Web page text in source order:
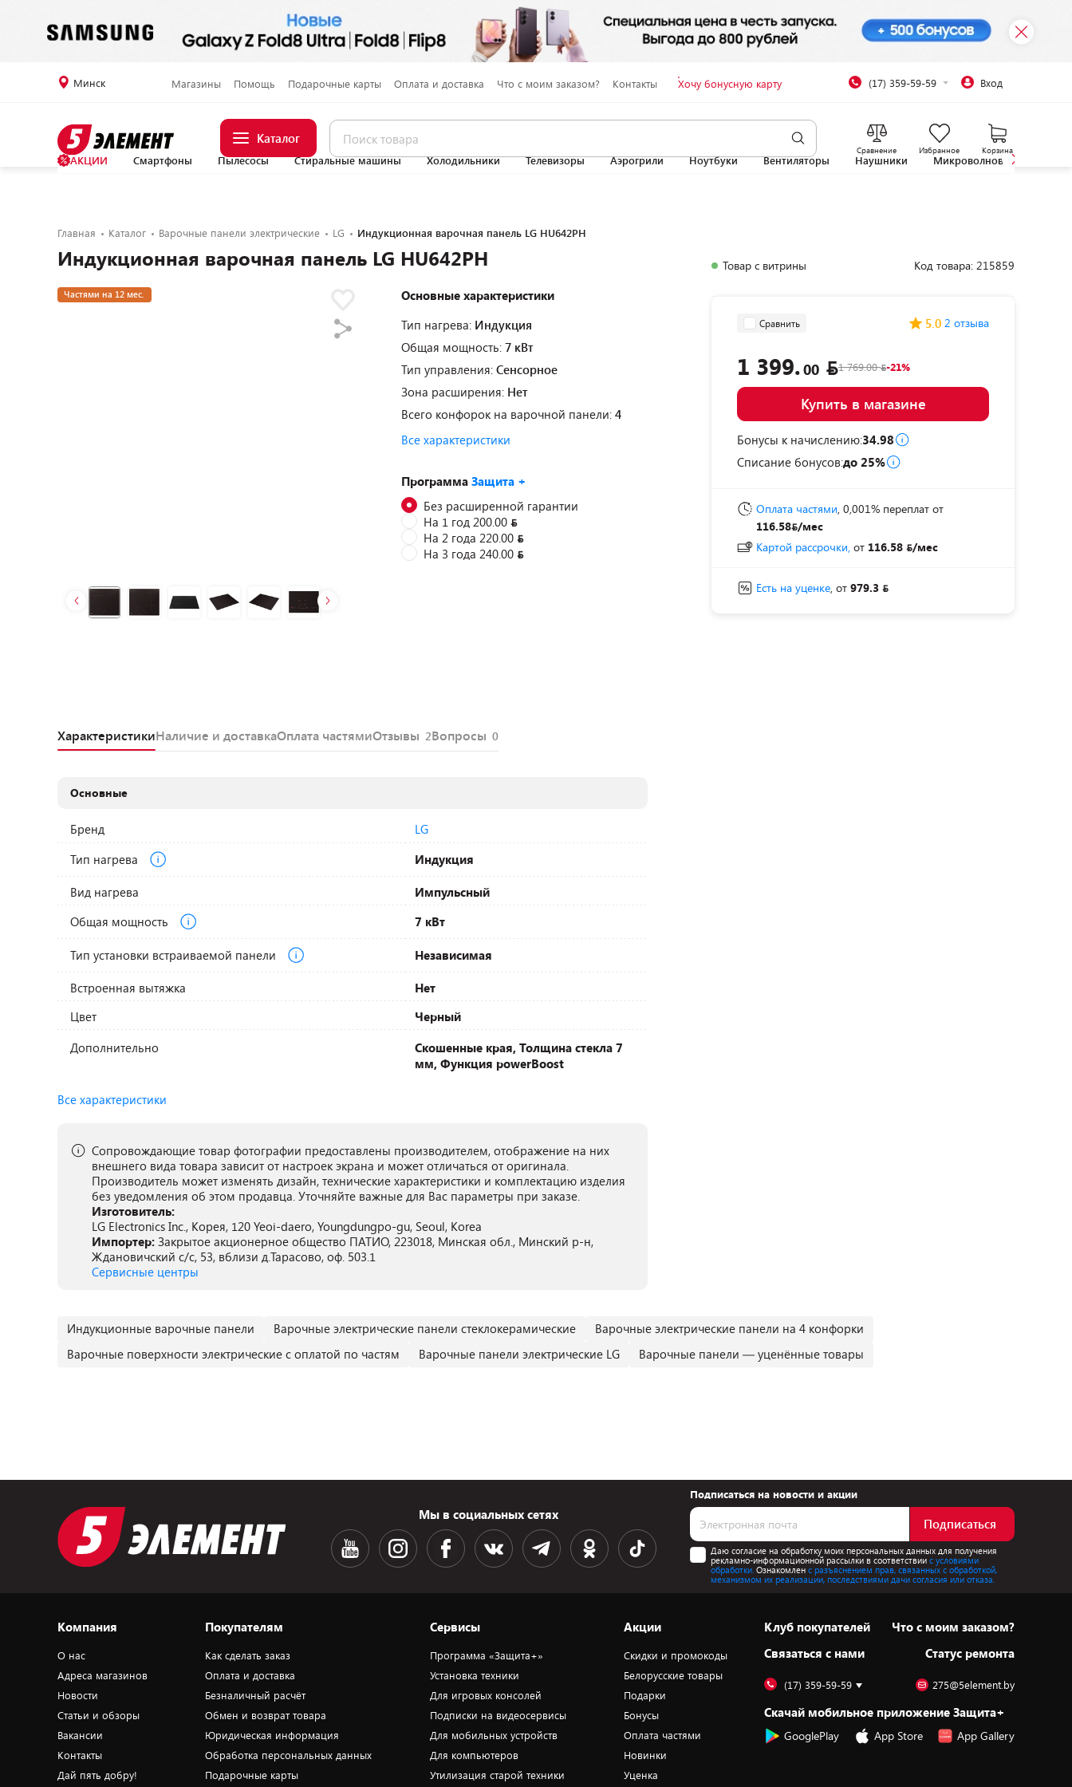
Минск Магазины Помощь Подарочные карты Оплата и доставка Что с моим заказом? Контакты Хочу бонусную карту (17) 359-59-59 Вход
Каталог
Сравнение Избранное Корзина
АКЦИИ Смартфоны Пылесосы Стиральные машины Холодильники Телевизоры Аэрогрили Ноутбуки Вентиляторы Наушники Микроволновые печи
Главная Каталог Варочные панели электрические LG Индукционная варочная панель LG HU642PH
Индукционная варочная панель LG HU642PH
Частями на 12 мес.
Основные характеристики
Тип нагрева: Индукция
Общая мощность: 7 кВт
Тип управления: Сенсорное
Зона расширения: Нет
Всего конфорок на варочной панели: 4
Все характеристики
Программа Защита +
Без расширенной гарантии
На 1 год 200.00
На 2 года 220.00
На 3 года 240.00
Товар с витрины Код товара: 215859
Сравнить 5.0 2 отзыва
1 399.00 1 769.00 -21%
Купить в магазине
Бонусы к начислению:34.98
Списание бонусов:до 25%
Оплата частями, 0,001% переплат от
116.58 /мес
Картой рассрочки, от 116.58 /мес
Есть на уценке, от 979.3
ХарактеристикиНаличие и доставкаОплата частямиОтзывы 2Вопросы 0
Основные
Бренд
LG
Тип нагрева
Индукция
Вид нагрева
Импульсный
Общая мощность
7 кВт
Тип установки встраиваемой панели Независимая
Встроенная вытяжка
Нет
Цвет
Черный
Дополнительно
Скошенные края, Толщина стекла 7
мм, Функция powerBoost
Все характеристики
Сопровождающие товар фотографии предоставлены производителем, отображение на них
внешнего вида товара зависит от настроек экрана и может отличаться от оригинала.
Производитель может изменять дизайн, технические характеристики и комплектацию изделия
без уведомления об этом продавца. Уточняйте важные для Вас параметры при заказе.
Изготовитель:
LG Electronics Inc., Корея, 120 Yeoi-daero, Youngdungpo-gu, Seoul, Korea
Импортер: Закрытое акционерное общество ПАТИО, 223018, Минская обл., Минский р-н,
Ждановичский с/с, 53, вблизи д.Тарасово, оф. 503.1
Сервисные центры
Индукционные варочные панели Варочные электрические панели стеклокерамические
Варочные электрические панели на 4 конфорки
Варочные поверхности электрические с оплатой по частям
Варочные панели электрические LG Варочные панели — уценённые товары
Мы в социальных сетях
Подписаться на новости и акции
Подписаться
Даю согласие на обработку моих персональных данных для получения
рекламно-информационной рассылки в соответствиис условиями
обработки. Ознакомлен с разъяснением прав, связанных с обработкой,
механизмом их реализации, последствиями дачи согласия или отказа.
Компания
О нас
Адреса магазинов
Новости
Статьи и обзоры
Вакансии
Контакты
Дай пять добру!
Покупателям
Как сделать заказ
Оплата и доставка
Безналичный расчёт
Обмен и возврат товара
Юридическая информация
Обработка персональных данных
Подарочные карты
Сервисы
Программа «Защита+»
Установка техники
Для игровых консолей
Подписки на видеосервисы
Для мобильных устройств
Для компьютеров
Утилизация старой техники
Акции
Скидки и промокоды
Белорусские товары
Подарки
Бонусы
Оплата частями
Новинки
Уценка
Клуб покупателей
Cвязаться с нами
Что с моим заказом?
Статус ремонта
(17) 359-59-59 275@5element.by
Скачай мобильное приложение Защита+
GooglePlay App Store App Gallery